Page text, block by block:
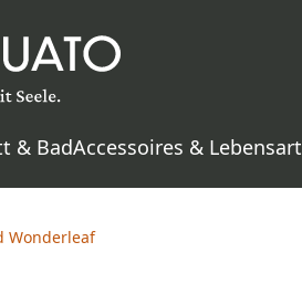
& BadAccessoires & Lebensart
Wonderleaf